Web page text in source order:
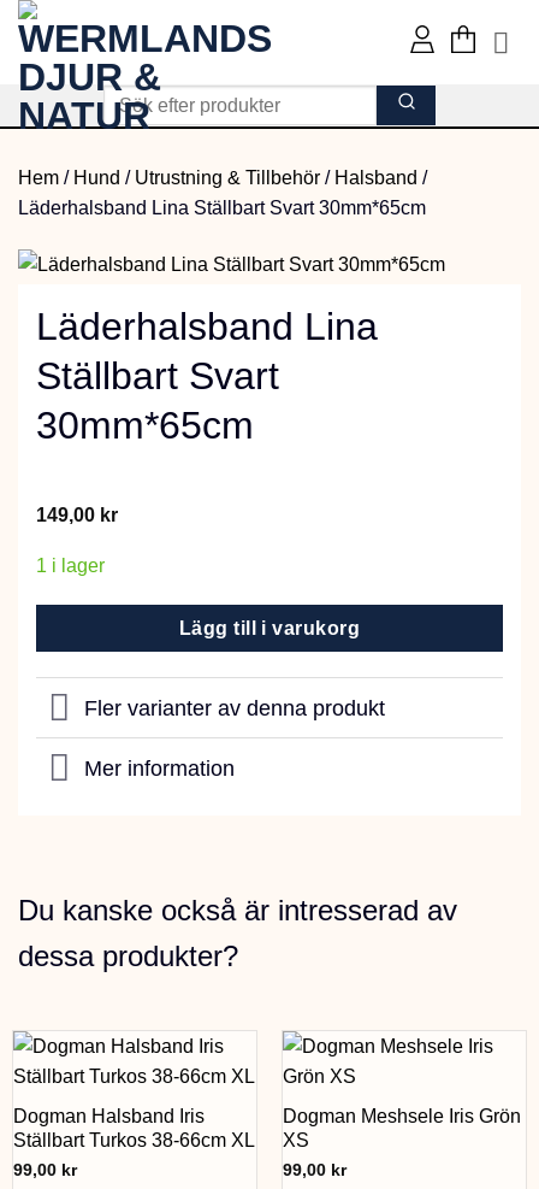
Skip
content
Hem / Hund / Utrustning & Tillbehör / Halsband /
Läderhalsband Lina Ställbart Svart 30mm*65cm
Läderhalsband Lina
Ställbart Svart
30mm*65cm
149,00 kr
1 i lager
Lägg till i varukorg
Fler varianter av denna produkt
Mer information
Du kanske också är intresserad av
dessa produkter?
Dogman Halsband Iris
Ställbart Turkos 38-66cm XL
99,00 kr
Dogman Meshsele Iris Grön
XS
99,00 kr